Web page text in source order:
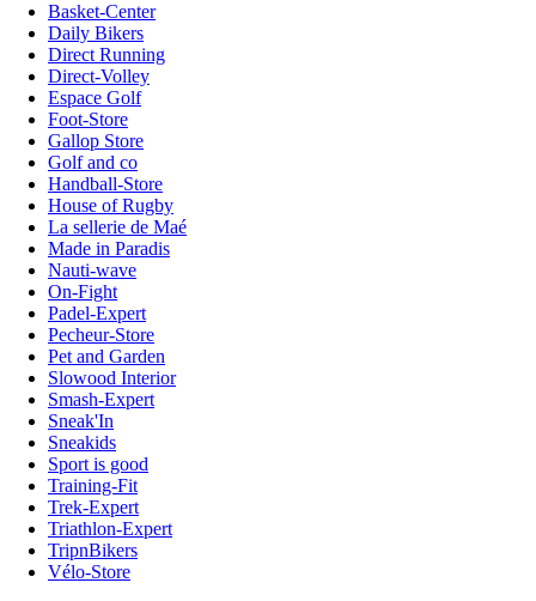
Basket-Center
Daily Bikers
Direct Running
Direct-Volley
Espace Golf
Foot-Store
Gallop Store
Golf and co
Handball-Store
House of Rugby
La sellerie de Maé
Made in Paradis
Nauti-wave
On-Fight
Padel-Expert
Pecheur-Store
Pet and Garden
Slowood Interior
Smash-Expert
Sneak'In
Sneakids
Sport is good
Training-Fit
Trek-Expert
Triathlon-Expert
TripnBikers
Vélo-Store